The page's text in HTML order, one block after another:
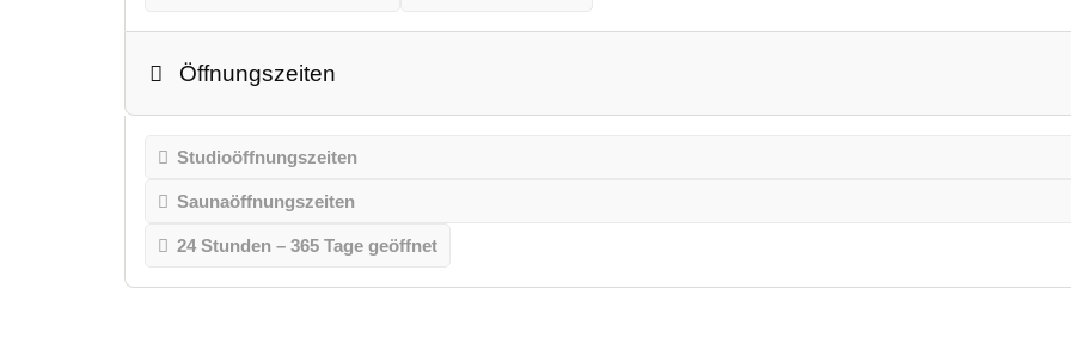
Öffnungszeiten
Studioöffnungszeiten
Saunaöffnungszeiten
24 Stunden – 365 Tage geöffnet